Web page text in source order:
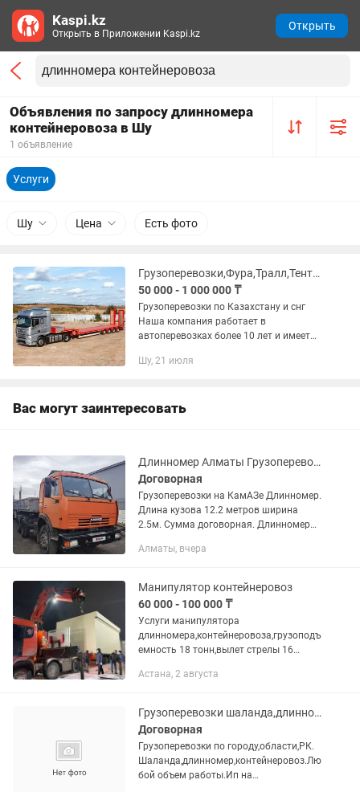
Объявления по запросу длинномера
контейнеровоза в Шу
1 объявление
Услуги
Шу Цена Есть фото
Грузоперевозки,Фура,Тралл,Тент,Реф,Площадка,Длинномер,камаз,газель
50 000 - 1 000 000 ₸
Грузоперевозки по Казахстану и снг
Наша компания работает в
автоперевозках более 10 лет и имеет
Предоставляем все виды документов В
Шу, 21 июля
Вас могут заинтересовать
Длинномер Алматы Грузоперевозки
Договорная
Грузоперевозки на КамАЗе Длинномер.
Длина кузова 12.2 метров ширина
2.5м. Сумма договорная. Длинномер
Перевозка и доставка
Алматы, вчера
Манипулятор контейнеровоз
60 000 - 100 000 ₸
Услуги манипулятора
длинномера,контейнеровоза,грузоподъ
емность 18 тонн,вылет стрелы 16
метров,город,межгород,нал,безнал,люб
Астана, 2 августа
Грузоперевозки шаланда,длинномер
Договорная
Грузоперевозки по городу,области,РК.
Шаланда,длинномер,контейнеровоз.Лю
бой объем работы.Ип на
Kaspi.kz
Открыть в Приложении Kaspi.kz
Открыть